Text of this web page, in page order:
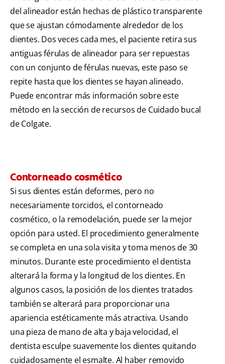
del alineador están hechas de plástico transparente
que se ajustan cómodamente alrededor de los
dientes. Dos veces cada mes, el paciente retira sus
antiguas férulas de alineador para ser repuestas
con un conjunto de férulas nuevas, este paso se
repite hasta que los dientes se hayan alineado.
Puede encontrar más información sobre este
método en la sección de recursos de Cuidado bucal
de Colgate.
Contorneado cosmético
Si sus dientes están deformes, pero no
necesariamente torcidos, el contorneado
cosmético, o la remodelación, puede ser la mejor
opción para usted. El procedimiento generalmente
se completa en una sola visita y toma menos de 30
minutos. Durante este procedimiento el dentista
alterará la forma y la longitud de los dientes. En
algunos casos, la posición de los dientes tratados
también se alterará para proporcionar una
apariencia estéticamente más atractiva. Usando
una pieza de mano de alta y baja velocidad, el
dentista esculpe suavemente los dientes quitando
cuidadosamente el esmalte. Al haber removido